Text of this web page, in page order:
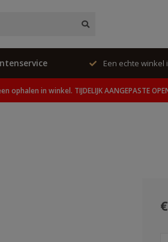
in winkel. Een echte winkel
ophalen in winkel. TIJDELIJK AANGEPASTE